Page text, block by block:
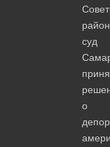
суд
о